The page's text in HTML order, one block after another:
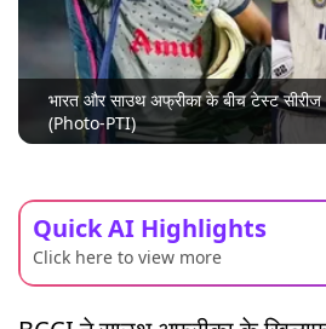
भारत और साउथ अफ्रीका के बीच टेस्ट
(Photo-PTI)
Quick AI Highlights
Click here to view more